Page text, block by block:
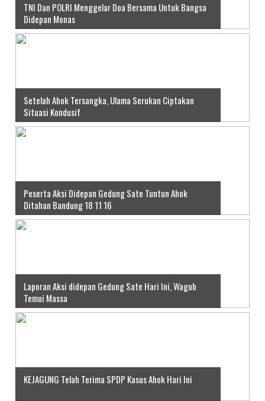
TNI Dan POLRI Menggelar Doa Bersama Untuk Bangsa
Didepan Monas
Setelah Ahok Tersangka, Ulama Serukan Ciptakan
Situasi Kondusif
Peserta Aksi Didepan Gedung Sate Tuntun Ahok
Ditahan Bandung 18 11 16
Laporan Aksi didepan Gedung Sate Hari Ini, Wagub
Temui Massa
KEJAGUNG Telah Terima SPDP Kasus Ahok Hari Ini